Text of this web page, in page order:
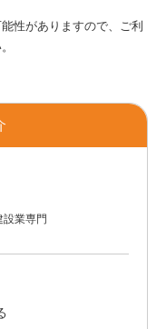
性がありますので、ご利
業専門